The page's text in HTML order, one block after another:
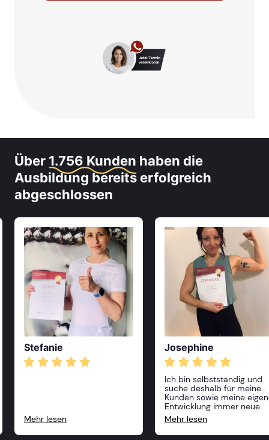
Über 1.756 Kunden haben die
Ausbildung bereits erfolgreich
abgeschlossen
Stefanie
Mehr lesen
Josephine
Ich bin selbstständig und
suche deshalb für meine
Kunden sowie meine
Entwicklung immer neue
Anreize und Möglichkeiten,
zu wachsen. Die Akademie
für Sport und Gesundheit
Mehr lesen